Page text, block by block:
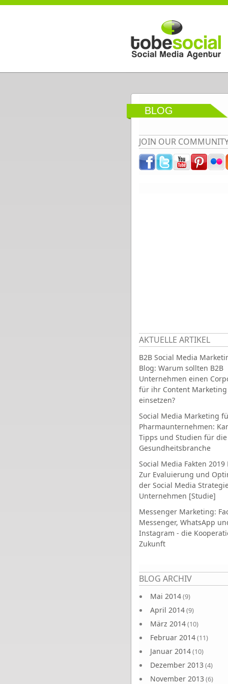
Direkt zum Inhalt
BLOG
JOIN OUR
AKTUELLE ARTIKEL
B2B Social Media
Blog: Warum sollten B2B
Unternehmen einen
für ihr Content Marketing
einsetzen?
Social Media Marketing
Pharmaunternehmen:
Tipps und Studien für die
Gesundheitsbranche
Social Media Fakten 2019
Zur Evaluierung und
der Social Media
Unternehmen [Studie]
Messenger Marketing:
Messenger, WhatsApp
Instagram - die
Zukunft
BLOG ARCHIV
Mai 2014(9)
April 2014(9)
März 2014(10)
Februar 2014(11)
Januar 2014(10)
Dezember 2013 (4)
November 2013 (6)
Seiten